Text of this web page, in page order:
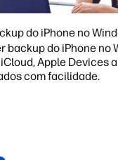
do iPhone no
backup do iPhone no
Apple Devices
com facilidade.